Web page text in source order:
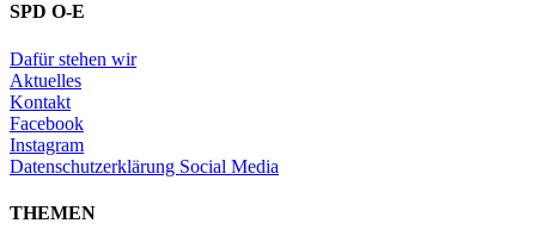
SPD O-E
Dafür stehen wir
Aktuelles
Kontakt
Facebook
Instagram
Datenschutzerklärung Social Media
THEMEN